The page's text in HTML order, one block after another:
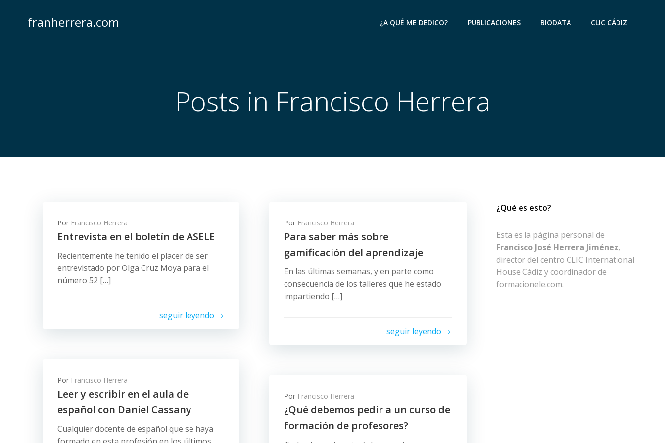
contenidofranherrera.com ¿A QUÉ ME DEDICO? PUBLICACIONES BIODATA CLIC CÁDIZ
Posts in Francisco Herrera
Por Francisco Herrera
Entrevista en el boletín de ASELE
Recientemente he tenido el placer de ser
entrevistado por Olga Cruz Moya para el
número 52 […]
seguir leyendo
Por Francisco Herrera
Para saber más sobre
gamificación del aprendizaje
En las últimas semanas, y en parte como
consecuencia de los talleres que he estado
impartiendo […]
seguir leyendo
Por Francisco Herrera
Leer y escribir en el aula de
español con Daniel Cassany
Cualquier docente de español que se haya
Por Francisco Herrera
¿Qué debemos pedir a un curso de
formación de profesores?
¿Qué es esto?
Esta es la página personal de
Francisco José Herrera Jiménez,
director del centro CLIC International
House Cádiz y coordinador de
formacionele.com.